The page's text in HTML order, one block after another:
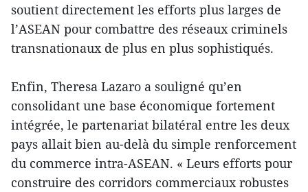
soutient directement les efforts plus larges de
l’ASEAN pour combattre des réseaux criminels
transnationaux de plus en plus sophistiqués.
Enfin, Theresa Lazaro a souligné qu’en
consolidant une base économique fortement
intégrée, le partenariat bilatéral entre les deux
pays allait bien au-delà du simple renforcement
du commerce intra-ASEAN. « Leurs efforts pour
construire des corridors commerciaux robustes